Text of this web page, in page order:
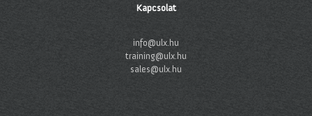
Kapcsolat
info@ulx.hu
training@ulx.hu
sales@ulx.hu